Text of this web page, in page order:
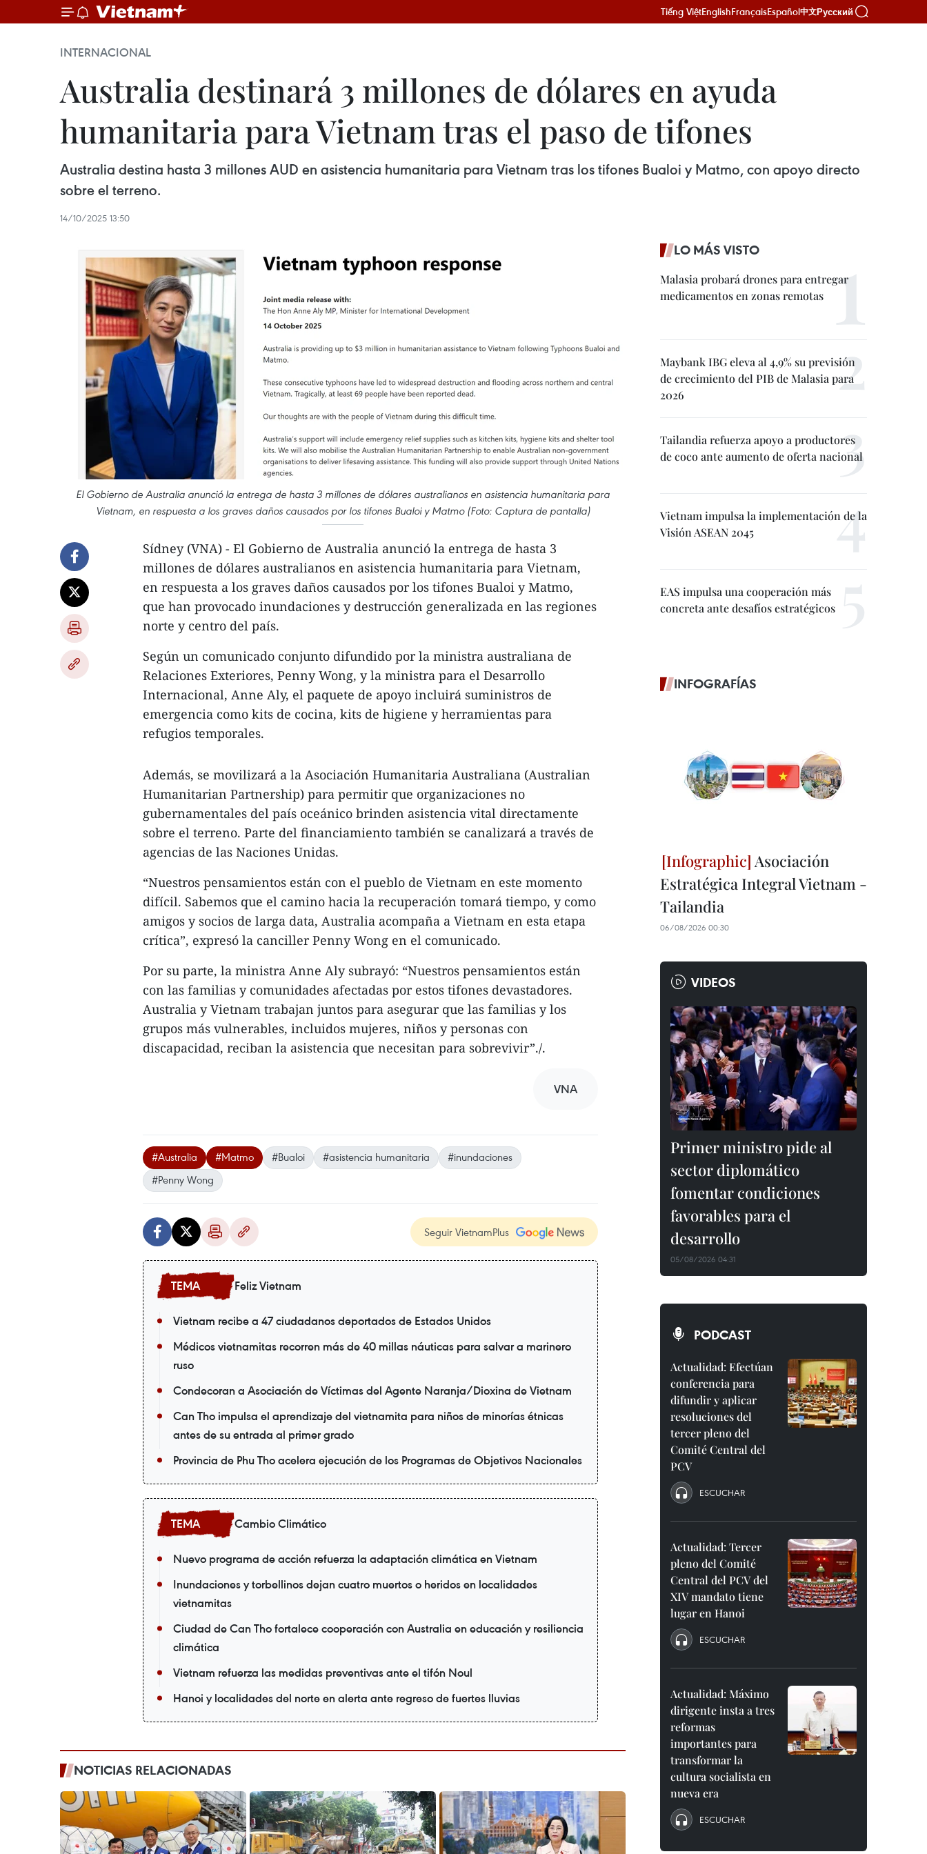
Tiếng ViệtEnglishFrançaisEspañol中文Русский
INTERNACIONAL
Australia destinará 3 millones de dólares en ayuda
humanitaria para Vietnam tras el paso de tifones
Australia destina hasta 3 millones AUD en asistencia humanitaria para Vietnam tras los tifones Bualoi y Matmo, con apoyo directo
sobre el terreno.
14/10/2025 13:50
El Gobierno de Australia anunció la entrega de hasta 3 millones de dólares australianos en asistencia humanitaria para
Vietnam, en respuesta a los graves daños causados por los tifones Bualoi y Matmo (Foto: Captura de pantalla)
Sídney (VNA) - El Gobierno de Australia anunció la entrega de hasta 3
millones de dólares australianos en asistencia humanitaria para Vietnam,
en respuesta a los graves daños causados por los tifones Bualoi y Matmo,
que han provocado inundaciones y destrucción generalizada en las regiones
norte y centro del país.
Según un comunicado conjunto difundido por la ministra australiana de
Relaciones Exteriores, Penny Wong, y la ministra para el Desarrollo
Internacional, Anne Aly, el paquete de apoyo incluirá suministros de
emergencia como kits de cocina, kits de higiene y herramientas para
refugios temporales.
Además, se movilizará a la Asociación Humanitaria Australiana (Australian
Humanitarian Partnership) para permitir que organizaciones no
gubernamentales del país oceánico brinden asistencia vital directamente
sobre el terreno. Parte del financiamiento también se canalizará a través de
agencias de las Naciones Unidas.
“Nuestros pensamientos están con el pueblo de Vietnam en este momento
difícil. Sabemos que el camino hacia la recuperación tomará tiempo, y como
amigos y socios de larga data, Australia acompaña a Vietnam en esta etapa
crítica”, expresó la canciller Penny Wong en el comunicado.
Por su parte, la ministra Anne Aly subrayó: “Nuestros pensamientos están
con las familias y comunidades afectadas por estos tifones devastadores.
Australia y Vietnam trabajan juntos para asegurar que las familias y los
grupos más vulnerables, incluidos mujeres, niños y personas con
discapacidad, reciban la asistencia que necesitan para sobrevivir”./.
VNA
#Australia #Matmo #Bualoi #asistencia humanitaria
#inundaciones
#Penny Wong
Seguir VietnamPlus
Feliz Vietnam
Vietnam recibe a 47 ciudadanos deportados de Estados Unidos
Médicos vietnamitas recorren más de 40 millas náuticas para salvar a marinero
ruso
Condecoran a Asociación de Víctimas del Agente Naranja/Dioxina de Vietnam
Can Tho impulsa el aprendizaje del vietnamita para niños de minorías étnicas
antes de su entrada al primer grado
Provincia de Phu Tho acelera ejecución de los Programas de Objetivos Nacionales
Cambio Climático
Nuevo programa de acción refuerza la adaptación climática en Vietnam
Inundaciones y torbellinos dejan cuatro muertos o heridos en localidades
vietnamitas
Ciudad de Can Tho fortalece cooperación con Australia en educación y resiliencia
climática
Vietnam refuerza las medidas preventivas ante el tifón Noul
Hanoi y localidades del norte en alerta ante regreso de fuertes lluvias
NOTICIAS RELACIONADAS
LO MÁS VISTO
Malasia probará drones para entregar
medicamentos en zonas remotas
Maybank IBG eleva al 4,9% su previsión
de crecimiento del PIB de Malasia para
2026
Tailandia refuerza apoyo a productores
de coco ante aumento de oferta nacional
Vietnam impulsa la implementación de la
Visión ASEAN 2045
EAS impulsa una cooperación más
concreta ante desafíos estratégicos
INFOGRAFÍAS
Asociación
Estratégica Integral Vietnam -
Tailandia
06/08/2026 00:30
VIDEOS
Primer ministro pide al
sector diplomático
fomentar condiciones
favorables para el
desarrollo
05/08/2026 04:31
PODCAST
Actualidad: Efectúan
conferencia para
difundir y aplicar
resoluciones del
tercer pleno del
Comité Central del
PCV
ESCUCHAR
Actualidad: Tercer
pleno del Comité
Central del PCV del
XIV mandato tiene
lugar en Hanoi
ESCUCHAR
Actualidad: Máximo
dirigente insta a tres
reformas
importantes para
transformar la
cultura socialista en
nueva era
ESCUCHAR